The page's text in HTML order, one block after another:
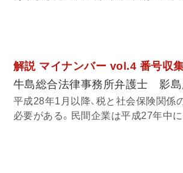
解説 マイナンバー vol.4 番号収
牛島総合法律事務所弁護士 影
平成28年1月以降、税と社会保険関
必要がある。民間企業は平成27年中